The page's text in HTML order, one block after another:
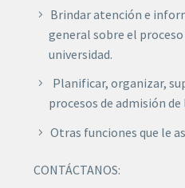
Brindar atención e
general sobre el
universidad.
Planificar, organizar,
procesos de admisión de
Otras funciones que le
CONTÁCTANOS: